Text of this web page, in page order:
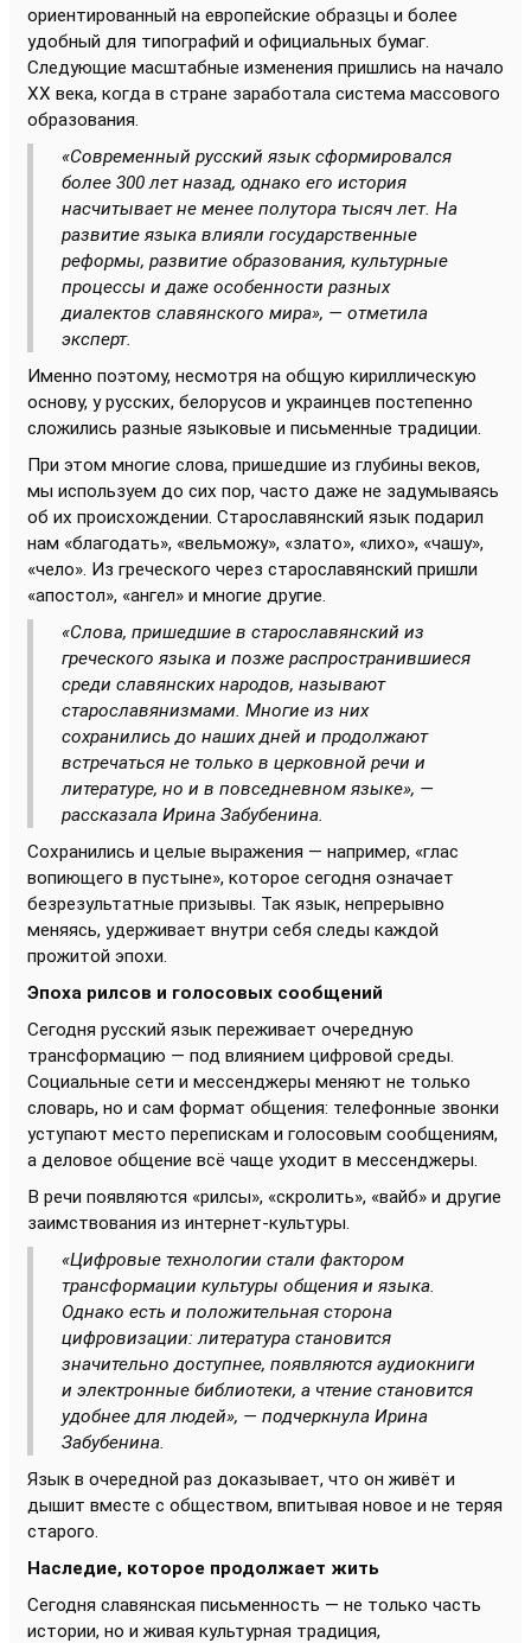
ориентированный на европейские образцы и более
удобный для типографий и официальных бумаг.
Следующие масштабные изменения пришлись на начало
XX века, когда в стране заработала система массового
образования.
«Современный русский язык сформировался
более 300 лет назад, однако его история
насчитывает не менее полутора тысяч лет. На
развитие языка влияли государственные
реформы, развитие образования, культурные
процессы и даже особенности разных
диалектов славянского мира», — отметила
эксперт.
Именно поэтому, несмотря на общую кириллическую
основу, у русских, белорусов и украинцев постепенно
сложились разные языковые и письменные традиции.
При этом многие слова, пришедшие из глубины веков,
мы используем до сих пор, часто даже не задумываясь
об их происхождении. Старославянский язык подарил
нам «благодать», «вельможу», «злато», «лихо», «чашу»,
«чело». Из греческого через старославянский пришли
«апостол», «ангел» и многие другие.
«Слова, пришедшие в старославянский из
греческого языка и позже распространившиеся
среди славянских народов, называют
старославянизмами. Многие из них
сохранились до наших дней и продолжают
встречаться не только в церковной речи и
литературе, но и в повседневном языке», —
рассказала Ирина Забубенина.
Сохранились и целые выражения — например, «глас
вопиющего в пустыне», которое сегодня означает
безрезультатные призывы. Так язык, непрерывно
меняясь, удерживает внутри себя следы каждой
прожитой эпохи.
Эпоха рилсов и голосовых сообщений
Сегодня русский язык переживает очередную
трансформацию — под влиянием цифровой среды.
Социальные сети и мессенджеры меняют не только
словарь, но и сам формат общения: телефонные звонки
уступают место перепискам и голосовым сообщениям,
а деловое общение всё чаще уходит в мессенджеры.
В речи появляются «рилсы», «скролить», «вайб» и другие
заимствования из интернет-культуры.
«Цифровые технологии стали фактором
трансформации культуры общения и языка.
Однако есть и положительная сторона
цифровизации: литература становится
значительно доступнее, появляются аудиокниги
и электронные библиотеки, а чтение становится
удобнее для людей», — подчеркнула Ирина
Забубенина.
Язык в очередной раз доказывает, что он живёт и
дышит вместе с обществом, впитывая новое и не теряя
старого.
Наследие, которое продолжает жить
Сегодня славянская письменность — не только часть
истории, но и живая культурная традиция,